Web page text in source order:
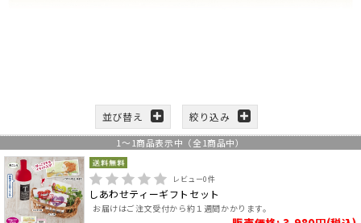
並び替え 絞り込み
1～1商品表示中（全1商品中）
レビュー0件
しあわせティーギフトセット
お届けはご注文受付から約１週間かかります。